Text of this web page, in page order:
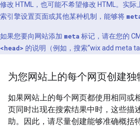
修改 HTML，也可能不希望修改 HTML。实际
索引擎设置页面或其他某种机制，能够将
如果您要向网站添加 meta 标记，请在您的
<head> 的说明（例如，搜索“wix add meta
为您网站上的每个网页创建独
如果网站上的每个网页都使用相同或
页同时出现在搜索结果中时，这些描
助。因此，请尽量创建能够准确概括